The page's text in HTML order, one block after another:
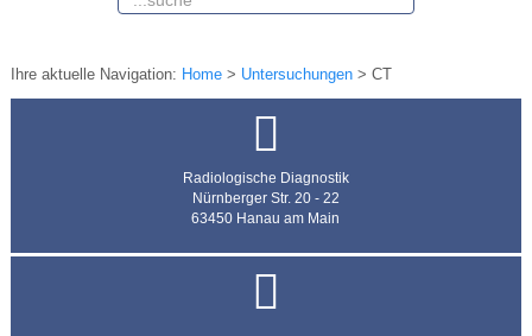
Ihre aktuelle Navigation: Home> Untersuchungen> CT
Radiologische Diagnostik
Nürnberger Str. 20 - 22
63450 Hanau am Main